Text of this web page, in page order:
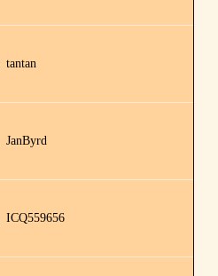
tantan
JanByrd
ICQ559656